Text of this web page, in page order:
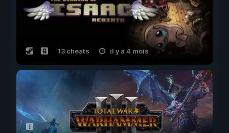
13 cheats il y a 4 mois